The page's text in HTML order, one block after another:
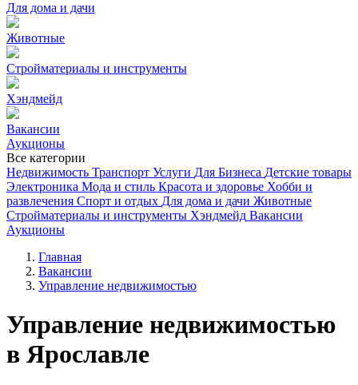
Для дома и дачи
Животные
Стройматериалы и инструменты
Хэндмейд
Вакансии
Аукционы
Все категории
Недвижимость Транспорт Услуги Для Бизнеса Детские товары
Электроника Мода и стиль Красота и здоровье Хобби и
развлечения Спорт и отдых Для дома и дачи Животные
Стройматериалы и инструменты Хэндмейд Вакансии
Аукционы
Главная
Вакансии
Управление недвижимостью
Управление недвижимостью
в Ярославле